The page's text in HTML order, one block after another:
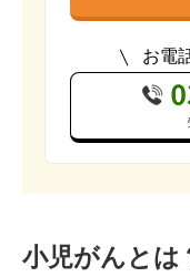
お電
小児がんとは